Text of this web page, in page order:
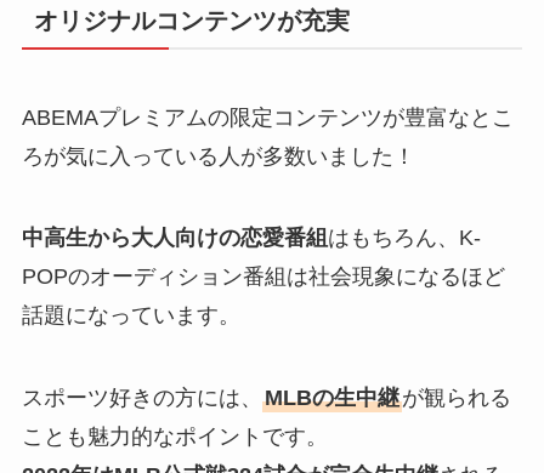
オリジナルコンテンツが充実
ABEMAプレミアムの限定コンテンツが豊富なとこ
ろが気に入っている人が多数いました！
中高生から大人向けの恋愛番組 はもちろん、K-
POPのオーディション番組は社会現象になるほど
話題になっています。
スポーツ好きの方には、 MLBの生中継が観られる
ことも魅力的なポイントです。